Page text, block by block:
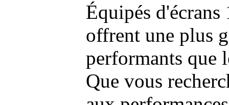
Équipés
offrent une plus
performants que
Que vous